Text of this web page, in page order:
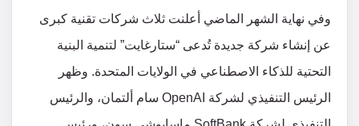
وفي نهاية الشهر الماضي أعلنت ثلاث شركات تقنية كبرى
عن إنشاء شركة جديدة تُدعى “ستارغايت” لتنمية البنية
التحتية للذكاء الاصطناعي في الولايات المتحدة. وظهر
الرئيس التنفيذي لشركة OpenAI سام ألتمان، والرئيس